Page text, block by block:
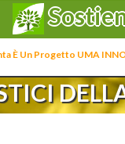
È Un Progetto UMA